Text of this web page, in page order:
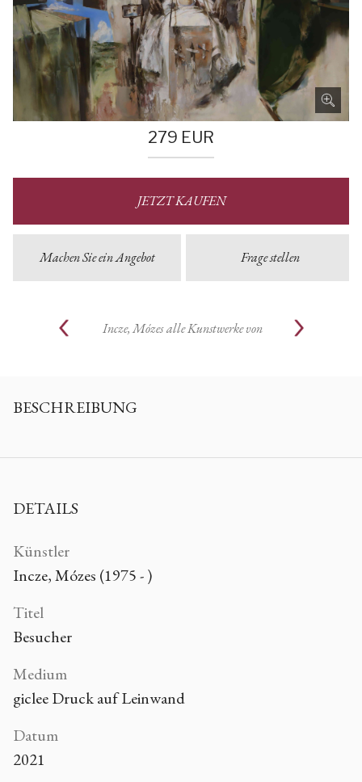
279 EUR
JETZT KAUFEN
Machen Sie ein Angebot Frage stellen
Incze, Mózesalle Kunstwerke von
BESCHREIBUNG
DETAILS
Künstler
Incze, Mózes (1975 - )
Titel
Besucher
Medium
giclee Druck auf Leinwand
Datum
2021